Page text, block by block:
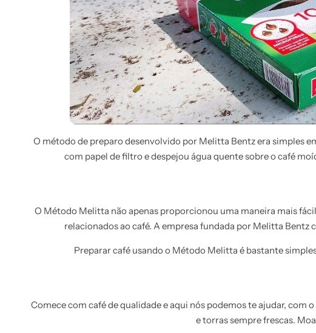
O método de preparo desenvolvido por Melitta Bentz era simples
com papel de filtro e despejou água quente sobre o café
O Método Melitta não apenas proporcionou uma maneira mais
relacionados ao café. A empresa fundada por Melitta
Preparar café usando o Método Melitta é bastante
Comece com café de qualidade e aqui nós podemos te ajudar, com
e torras sempre frescas.